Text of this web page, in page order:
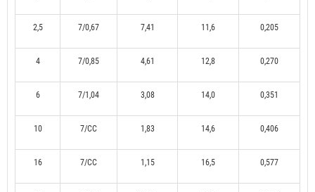
2,5 7/0,67 7,41 11,6 0,205
4 7/0,85 4,61 12,8 0,270
6 7/1,04 3,08 14,0 0,351
10 7/CC 1,83 14,6 0,406
16 7/CC 1,15 16,5 0,577